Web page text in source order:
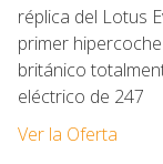
réplica del Lotus
primer hipercoche
británico
eléctrico de 247
Ver la Oferta